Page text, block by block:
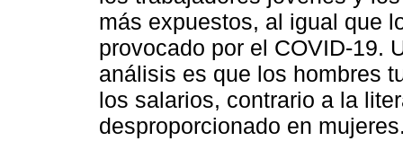
más expuestos, al igual que
provocado por el COVID-19.
análisis es que los hombres
los salarios, contrario a la
desproporcionado en